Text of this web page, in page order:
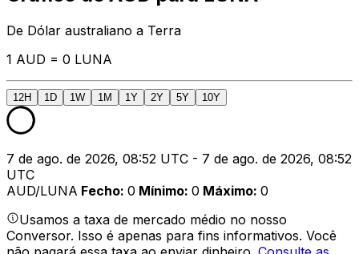
De Dólar australiano a Terra
1 AUD = 0 LUNA
12H 1D 1W 1M 1Y 2Y 5Y 10Y
7 de ago. de 2026, 08:52 UTC - 7 de ago. de 2026, 08:52
UTC
AUD/LUNA Fecho: 0 Mínimo: 0 Máximo: 0
Usamos a taxa de mercado médio no nosso
Conversor. Isso é apenas para fins informativos. Você